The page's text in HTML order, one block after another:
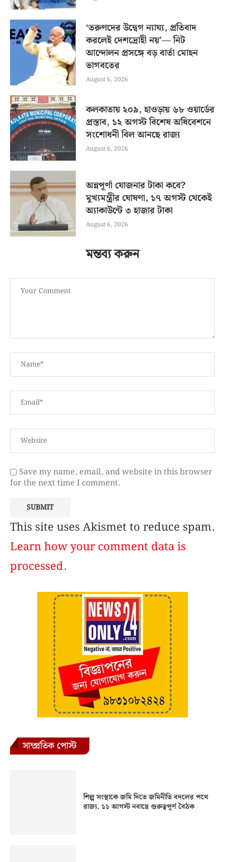
‘তরুণদের উদ্বেগ ন্যায্য, প্রতিবাদ
করলেই দেশদ্রোহী নয়’— নিট
আন্দোলন প্রসঙ্গে বড় বার্তা মোহন
ভাগবতের
August 6, 2026
কলকাতায় ২০৯, হাওড়ায় ৬৮ ওয়ার্ডের
প্রস্তাব, ১২ অগস্ট বিশেষ অধিবেশনে
সংশোধনী বিল আনছে রাজ্য
August 6, 2026
অন্নপূর্ণা যোজনার টাকা কবে?
মুখ্যমন্ত্রীর ঘোষণা, ১৭ অগস্ট থেকেই
অ্যাকাউন্টে ৩ হাজার টাকা
August 6, 2026
মন্তব্য করুন
Save my name, email, and website in this browser
for the next time I comment.
This site uses Akismet to reduce spam.
Learn how your comment data is
processed.
সাম্প্রতিক পোস্ট
শিল্প সংস্থাকে জমি দিতে জমিনীতি বদলের পথে
রাজ্য, ১১ আগস্ট নবান্নে গুরুত্বপূর্ণ বৈঠক